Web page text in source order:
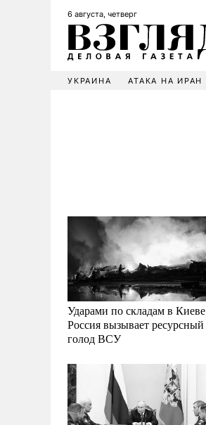
6 августа, четверг
УКРАИНА АТАКА НА ИРАН
Ударами по складам в Киеве
Россия вызывает ресурсный
голод ВСУ